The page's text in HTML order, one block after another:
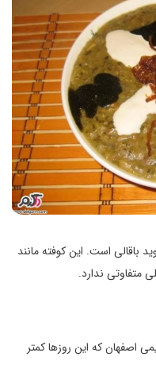
باقالی است. این کوفته مانند
متفاوتی ندارد.
اصفهان که این روزها کمتر